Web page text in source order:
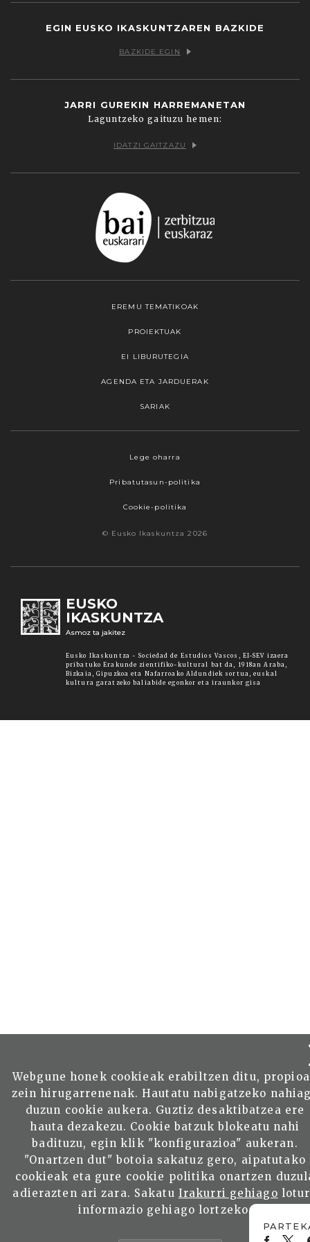
EGIN EUSKO IKASKUNTZAREN BAZKIDE
BAZKIDE EGIN
JARRI GUREKIN HARREMANETAN
Laguntzeko gaituzu hemen:
IDATZI GAITZAZU
EREMU TEMATIKOAK
PROIEKTUAK
EI LIBURUTEGIA
AGENDA ETA JARDUERAK
SARIAK
Lege oharra
Pribatutasun-politika
Cookie-politika
© Eusko Ikaskuntza 2026
EUSKO
IKASKUNTZA
Asmoz ta jakitez
Eusko Ikaskuntza - Sociedad de Estudios Vascos, EI-SEV izaera
pribatuko Erakunde zientifiko-kultural bat da, 1918an Araba,
Bizkaia, Gipuzkoa eta Nafarroako Aldundiek sortua, euskal
kultura garatzeko baliabide egonkor eta iraunkor gisa
Webgune honek cookieak erabiltzen ditu,
zein hirugarrenenak. Hautatu nabigatzeko
duzun cookie aukera. Guztiz desaktibatzea ere
hauta dezakezu. Cookie batzuk blokeatu nahi
badituzu, egin klik "konfigurazioa" aukeran.
"Onartzen dut" botoia sakatuz gero, aipatutako
cookieak eta gure cookie politika onartzen
adierazten ari zara. Sakatu Irakurri gehiago
informazio gehiago lortzeko.